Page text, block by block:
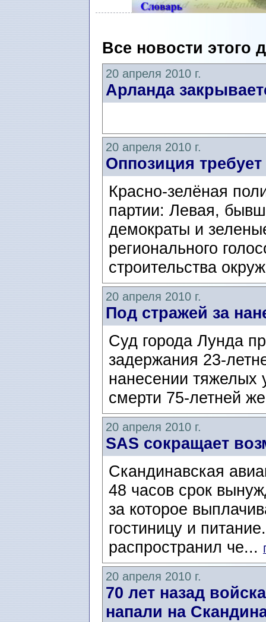
Все новости этого
20 апреля 2010 г.
Арланда
20 апреля 2010 г.
Оппозиция
Красно-зелёная
партии: Левая,
демократы и
регионального
строительства
20 апреля 2010 г.
Под стражей за
Суд города Лунда
задержания 23-
нанесении тяжелых
смерти 75-летней
20 апреля 2010 г.
SAS сокращает
Скандинавская
48 часов срок
за которое
гостиницу и
распространил че...
20 апреля 2010 г.
70 лет назад
напали на